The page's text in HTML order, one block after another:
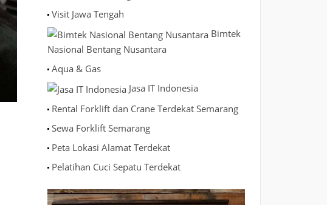
Visit Jawa Tengah
Bimtek
Nasional Bentang Nusantara
Aqua & Gas
Jasa IT Indonesia
Rental Forklift dan Crane Terdekat Semarang
Sewa Forklift Semarang
Peta Lokasi Alamat Terdekat
Pelatihan Cuci Sepatu Terdekat